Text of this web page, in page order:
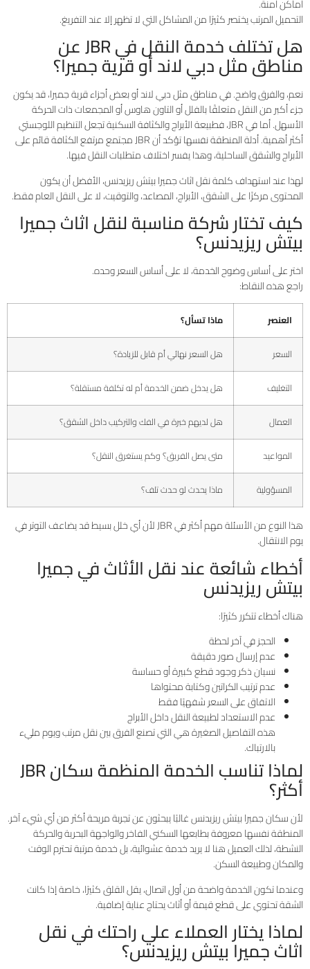
أماكن آمنة.
التحميل المرتب يختصر كثيرًا من المشاكل التي لا تظهر إلا عند التفريغ.
هل تختلف خدمة النقل في JBR عن
مناطق مثل دبي لاند أو قرية جميرا؟
نعم، والفرق واضح. في مناطق مثل دبي لاند أو بعض أجزاء قرية جميرا، قد يكون
جزء أكبر من النقل متعلقًا بالفلل أو التاون هاوس أو المجمعات ذات الحركة
الأسهل. أما في JBR، فطبيعة الأبراج والكثافة السكنية تجعل التنظيم اللوجستي
أكثر أهمية. أدلة المنطقة نفسها تؤكد أن JBR مجتمع مرتفع الكثافة قائم على
الأبراج والشقق الساحلية، وهذا يفسر اختلاف متطلبات النقل فيها.
لهذا عند استهداف كلمة نقل اثاث جميرا بيتش ريزيدنس، الأفضل أن يكون
المحتوى مركزًا على الشقق، الأبراج، المصاعد، والتوقيت، لا على النقل العام فقط.
كيف تختار شركة مناسبة لنقل اثاث جميرا
بيتش ريزيدنس؟
اختر على أساس وضوح الخدمة، لا على أساس السعر وحده.
راجع هذه النقاط:
العنصر ماذا تسأل؟
السعر هل السعر نهائي أم قابل للزيادة؟
التغليف هل يدخل ضمن الخدمة أم له تكلفة مستقلة؟
العمال هل لديهم خبرة في الفك والتركيب داخل الشقق؟
المواعيد متى يصل الفريق؟ وكم يستغرق النقل؟
المسؤولية ماذا يحدث لو حدث تلف؟
هذا النوع من الأسئلة مهم أكثر في JBR لأن أي خلل بسيط قد يضاعف التوتر في
يوم الانتقال.
أخطاء شائعة عند نقل الأثاث في جميرا
بيتش ريزيدنس
هناك أخطاء تتكرر كثيرًا:
الحجز في آخر لحظة
عدم إرسال صور دقيقة
نسيان ذكر وجود قطع كبيرة أو حساسة
عدم ترتيب الكراتين وكتابة محتواها
الاتفاق على السعر شفهيًا فقط
عدم الاستعداد لطبيعة النقل داخل الأبراج
هذه التفاصيل الصغيرة هي التي تصنع الفرق بين نقل مرتب ويوم مليء
بالارتباك.
لماذا تناسب الخدمة المنظمة سكان JBR
أكثر؟
لأن سكان جميرا بيتش ريزيدنس غالبًا يبحثون عن تجربة مريحة أكثر من أي شيء آخر.
المنطقة نفسها معروفة بطابعها السكني الفاخر والواجهة البحرية والحركة
النشطة، لذلك العميل هنا لا يريد خدمة عشوائية، بل خدمة مرتبة تحترم الوقت
والمكان وطبيعة السكن.
وعندما تكون الخدمة واضحة من أول اتصال، يقل القلق كثيرًا، خاصة إذا كانت
الشقة تحتوي على قطع قيمة أو أثاث يحتاج عناية إضافية.
لماذا يختار العملاء علي راحتك في نقل
اثاث جميرا بيتش ريزيدنس؟